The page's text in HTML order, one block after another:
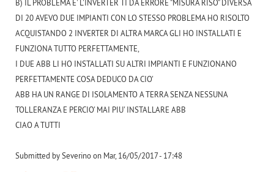
B) IL PROBLEMA E' L'INVERTER TI DA ERRORE "MISURA RISO" DIVERSA
DI 20 AVEVO DUE IMPIANTI CON LO STESSO PROBLEMA HO RISOLTO
ACQUISTANDO 2 INVERTER DI ALTRA MARCA GLI HO INSTALLATI E
FUNZIONA TUTTO PERFETTAMENTE,
I DUE ABB LI HO INSTALLATI SU ALTRI IMPIANTI E FUNZIONANO
PERFETTAMENTE COSA DEDUCO DA CIO'
ABB HA UN RANGE DI ISOLAMENTO A TERRA SENZA NESSUNA
TOLLERANZA E PERCIO' MAI PIU' INSTALLARE ABB
CIAO A TUTTI
Submitted by Severino on Mar, 16/05/2017 - 17:48